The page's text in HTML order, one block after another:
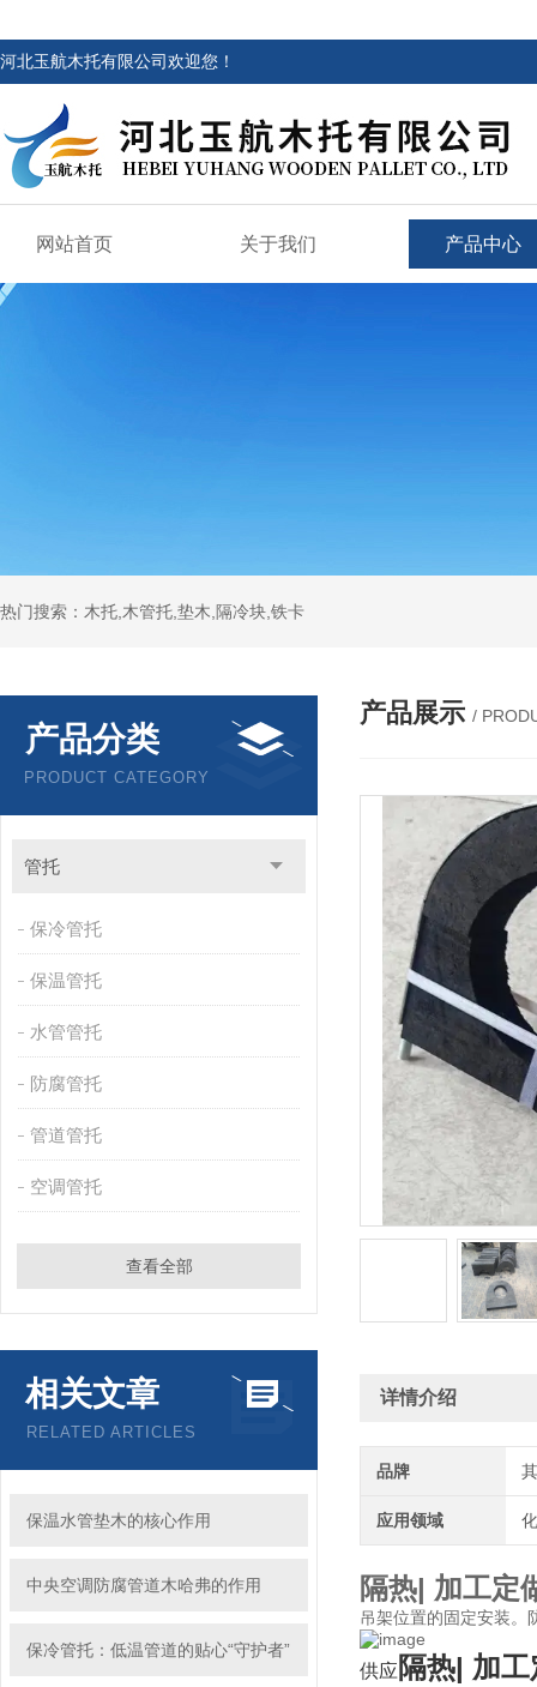
河北玉航木托有限公司欢迎您！
网站首页 关于我们 产品中心
热门搜索：木托,木管托,垫木,隔冷块,铁卡
产品分类
PRODUCT CATEGORY
管托
保冷管托
保温管托
水管管托
防腐管托
管道管托
空调管托
查看全部
相关文章
RELATED ARTICLES
保温水管垫木的核心作用
中央空调防腐管道木哈弗的作用
保冷管托：低温管道的贴心“守护者”
产品展示 /
详情介绍
品牌
应用领域
隔热| 加工定
吊架位置的固定安装。
供应 隔热| 加